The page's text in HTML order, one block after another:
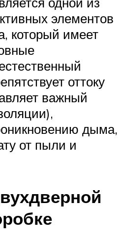
элементов
который имеет
оттоку
важный
дыма,
от пыли и